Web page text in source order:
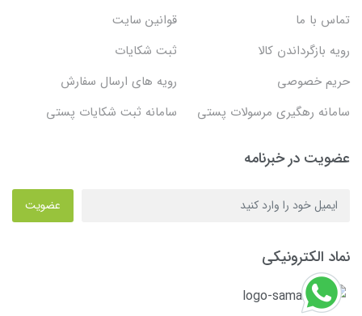
تماس با ما
قوانین سایت
رویه بازگرداندن کالا
ثبت شکایات
حریم خصوصی
رویه های ارسال سفارش
سامانه رهگیری مرسولات پستی
سامانه ثبت شکایات پستی
عضویت در خبرنامه
عضویت
نماد الکترونیکی